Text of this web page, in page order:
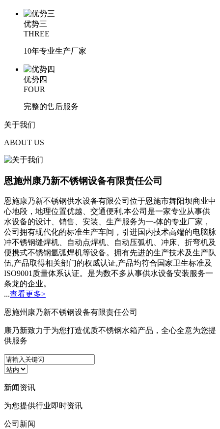
优势三
THREE
10年专业生产厂家
优势四
FOUR
完整的售后服务
关于我们
ABOUT US
恩施州康乃新不锈钢设备有限责任公司
恩施康乃新不锈钢供水设备有限公司位于恩施市舞阳坝商业中
心地段，地理位置优越、交通便利,本公司是一家专业从事供
水设备的设计、销售、安装、生产服务为一-体的专业厂家，
公司拥有现代化的标准生产车间，引进国内技术高端的电脑脉
冲不锈钢缝焊机、自动点焊机、自动压弧机、冲床、折弯机及
便携式不锈钢氩弧焊机等设备。拥有先进的生产技术及生产队
伍,产品取得相关部门的权威认证,产品均符合国家卫生标准及
ISO9001质量体系认证。是为数不多从事供水设备安装服务一
条龙的企业。
...查看更多>
恩施州康乃新不锈钢设备有限责任公司
康乃新致力于为您打造优质不锈钢水箱产品，全心全意为您提
供服务
新闻资讯
为您提供行业即时资讯
公司新闻